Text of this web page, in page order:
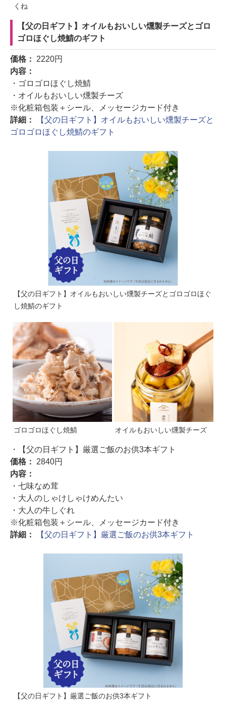
くね
【父の日ギフト】オイルもおいしい燻製チーズとゴロ
ゴロほぐし焼鯖のギフト
価格： 2220円
内容：
・ゴロゴロほぐし焼鯖
・オイルもおいしい燻製チーズ
※化粧箱包装＋シール、メッセージカード付き
詳細：
【父の日ギフト】オイルもおいしい燻製チーズと
ゴロゴロほぐし焼鯖のギフト
【父の日ギフト】オイルもおいしい燻製チーズとゴロゴロほぐ
し焼鯖のギフト
ゴロゴロほぐし焼鯖 オイルもおいしい燻製チーズ
・【父の日ギフト】厳選ご飯のお供3本ギフト
価格： 2840円
内容：
・七味なめ茸
・大人のしゃけしゃけめんたい
・大人の牛しぐれ
※化粧箱包装＋シール、メッセージカード付き
詳細：
【父の日ギフト】厳選ご飯のお供3本ギフト
【父の日ギフト】厳選ご飯のお供3本ギフト